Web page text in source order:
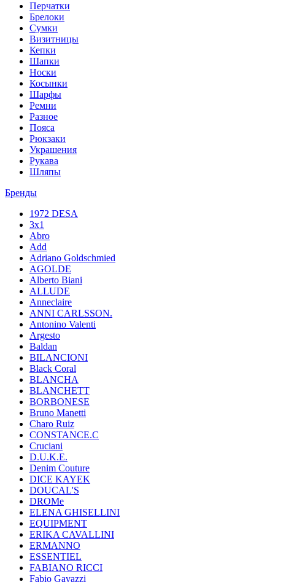
Перчатки
Брелоки
Сумки
Визитницы
Кепки
Шапки
Носки
Косынки
Шарфы
Ремни
Разное
Пояса
Рюкзаки
Украшения
Рукава
Шляпы
Бренды
1972 DESA
3x1
Abro
Add
Adriano Goldschmied
AGOLDE
Alberto Biani
ALLUDE
Anneclaire
ANNI CARLSSON.
Antonino Valenti
Argesto
Baldan
BILANCIONI
Black Coral
BLANCHA
BLANCHETT
BORBONESE
Bruno Manetti
Charo Ruiz
CONSTANCE.C
Cruciani
D.U.K.E.
Denim Couture
DICE KAYEK
DOUCAL'S
DROMe
ELENA GHISELLINI
EQUIPMENT
ERIKA CAVALLINI
ERMANNO
ESSENTIEL
FABIANO RICCI
Fabio Gavazzi